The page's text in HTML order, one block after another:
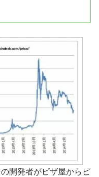
開発者がピザ屋からピ